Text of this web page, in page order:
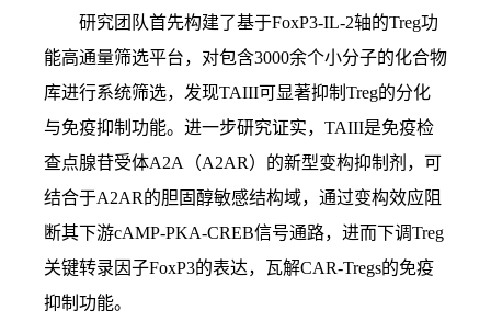
研究团队首先构建了基于FoxP3-IL-2轴的Treg功
能高通量筛选平台，对包含3000余个小分子的化合物
库进行系统筛选，发现TAIII可显著抑制Treg的分化
与免疫抑制功能。进一步研究证实，TAIII是免疫检
查点腺苷受体A2A（A2AR）的新型变构抑制剂，可
结合于A2AR的胆固醇敏感结构域，通过变构效应阻
断其下游cAMP-PKA-CREB信号通路，进而下调Treg
关键转录因子FoxP3的表达，瓦解CAR-Tregs的免疫
抑制功能。